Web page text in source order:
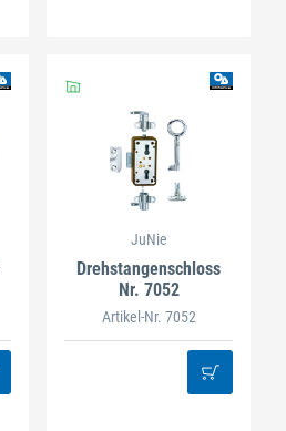
JuNie
Drehstangenschloss
Nr. 7052
Artikel-Nr. 7052